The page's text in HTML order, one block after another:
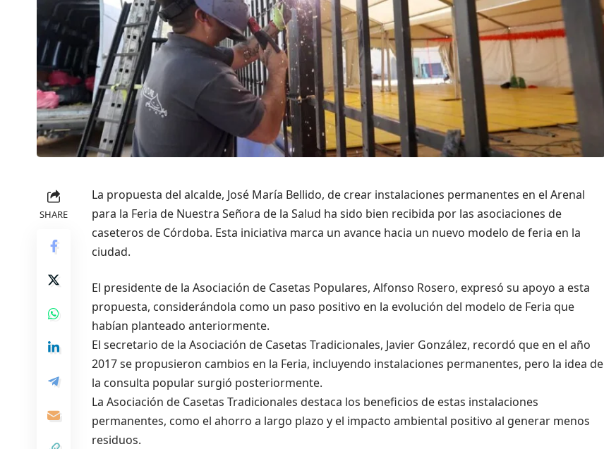
SHARE
La propuesta del alcalde, José María Bellido, de crear instalaciones permanentes en el Arenal
para la Feria de Nuestra Señora de la Salud ha sido bien recibida por las asociaciones de
caseteros de Córdoba. Esta iniciativa marca un avance hacia un nuevo modelo de feria en la
ciudad.
El presidente de la Asociación de Casetas Populares, Alfonso Rosero, expresó su apoyo a esta
propuesta, considerándola como un paso positivo en la evolución del modelo de Feria que
habían planteado anteriormente.
El secretario de la Asociación de Casetas Tradicionales, Javier González, recordó que en el año
2017 se propusieron cambios en la Feria, incluyendo instalaciones permanentes, pero la idea de
la consulta popular surgió posteriormente.
La Asociación de Casetas Tradicionales destaca los beneficios de estas instalaciones
permanentes, como el ahorro a largo plazo y el impacto ambiental positivo al generar menos
residuos.